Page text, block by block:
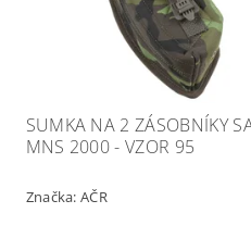
SUMKA NA 2 ZÁSOBNÍKY
MNS 2000 - VZOR 95
Značka:AČR